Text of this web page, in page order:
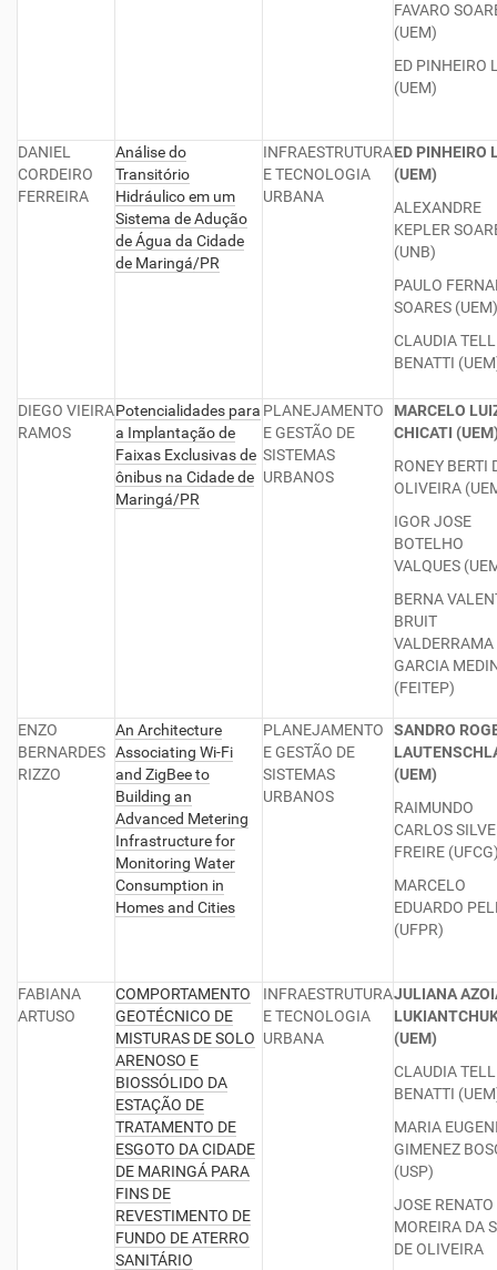
FAVARO
(UEM)
ED PINHEIRO
(UEM)
DANIEL
CORDEIRO
FERREIRA
Análise do
Transitório
Hidráulico em um
Sistema de Adução
de Água da Cidade
de Maringá/PR
INFRAESTRUTURA
E TECNOLOGIA
URBANA
ED PINHEIRO
(UEM)
ALEXANDRE
KEPLER
(UNB)
PAULO
SOARES (UEM)
CLAUDIA
BENATTI
DIEGO VIEIRA
RAMOS
Potencialidades para
a Implantação de
Faixas Exclusivas de
ônibus na Cidade de
Maringá/PR
PLANEJAMENTO
E GESTÃO DE
SISTEMAS
URBANOS
MARCELO
CHICATI
RONEY BERTI
OLIVEIRA
IGOR JOSE
BOTELHO
VALQUES
BERNA
BRUIT
VALDERRAMA
GARCIA
(FEITEP)
ENZO
BERNARDES
RIZZO
An Architecture
Associating Wi-Fi
and ZigBee to
Building an
Advanced Metering
Infrastructure for
Monitoring Water
Consumption in
Homes and Cities
PLANEJAMENTO
E GESTÃO DE
SISTEMAS
URBANOS
SANDRO
(UEM)
RAIMUNDO
CARLOS
FREIRE
MARCELO
EDUARDO
(UFPR)
FABIANA
ARTUSO
COMPORTAMENTO
GEOTÉCNICO DE
MISTURAS DE SOLO
ARENOSO E
BIOSSÓLIDO DA
ESTAÇÃO DE
TRATAMENTO DE
ESGOTO DA CIDADE
DE MARINGÁ PARA
FINS DE
REVESTIMENTO DE
FUNDO DE ATERRO
SANITÁRIO
INFRAESTRUTURA
E TECNOLOGIA
URBANA
JULIANA
(UEM)
CLAUDIA
BENATTI
MARIA
GIMENEZ
(USP)
JOSE RENATO
MOREIRA DA
DE OLIVEIRA